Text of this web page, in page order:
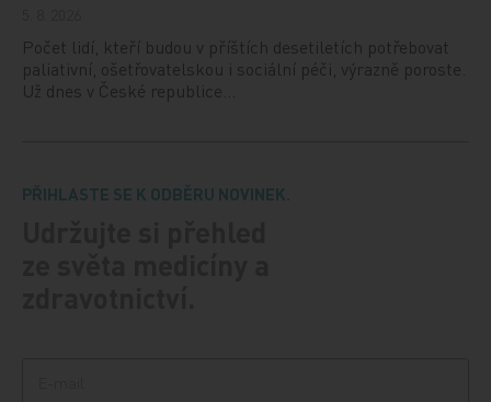
Počet lidí, kteří budou v příštích desetiletích potřebovat
paliativní, ošetřovatelskou i sociální péči, výrazně poroste.
Už dnes v České republice…
PŘIHLASTE SE K ODBĚRU NOVINEK.